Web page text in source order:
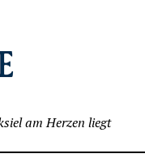
am Herzen liegt